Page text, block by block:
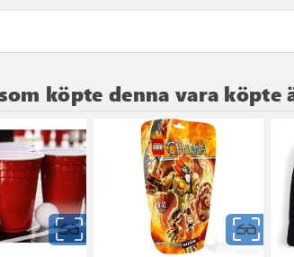
köpte denna vara köpte